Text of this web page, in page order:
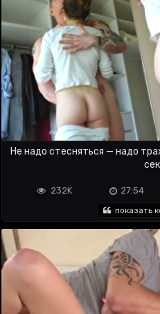
Не надо стесняться — надо
27:54
232K
показать